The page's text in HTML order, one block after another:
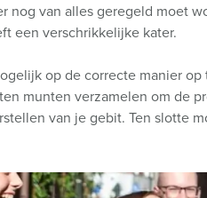
nog van alles geregeld moet
een verschrikkelijke kater.
op de correcte manier
munten verzamelen om de
van je gebit. Ten slotte